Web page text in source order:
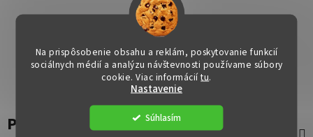
Na prispôsobenie obsahu a reklám, poskytovanie funkcií
sociálnych médií a analýzu návštevnosti používame súbory
cookie. Viac informáciítu.
Nastavenie
Súhlasím
Popis